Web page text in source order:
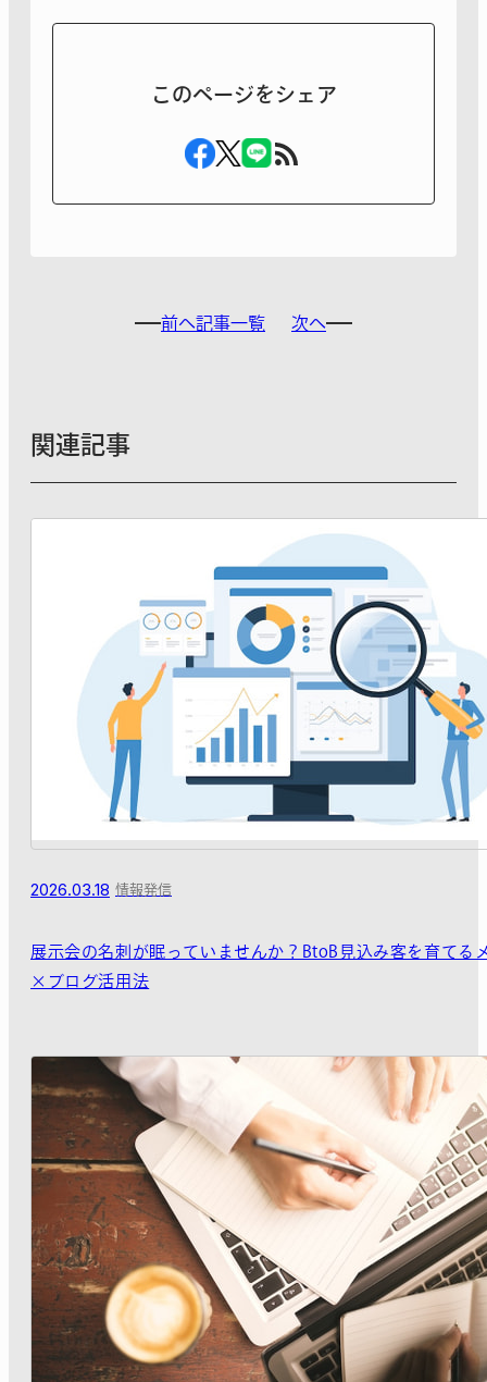
このページをシェア
前へ記事一覧 次へ
関連記事
2026.03.18 情報発信
展示会の名刺が眠っていませんか？BtoB見込み客を育てる
×ブログ活用法